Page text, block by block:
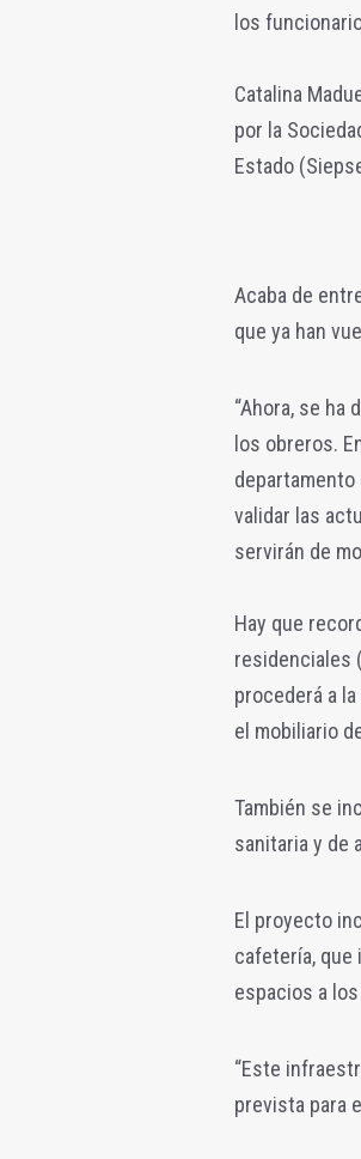
los
Catalina
por la
Estado
Acaba de
que ya han
“Ahora, se ha
los obreros.
validar las
servirán de
Hay que
residenciales
procederá a
el mobiliario
También se
sanitaria y de
El proyecto
cafetería, que
espacios a
“Este
prevista para